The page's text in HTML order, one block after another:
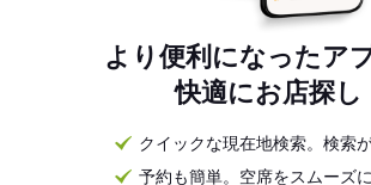
より便利になったア
快適にお店探し
クイックな現在地検索。検索
予約も簡単。空席をスムーズ